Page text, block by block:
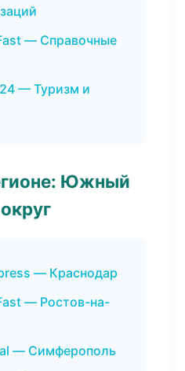
— Справочные
— Туризм и
Южный
— Краснодар
— Ростов-на-
— Симферополь